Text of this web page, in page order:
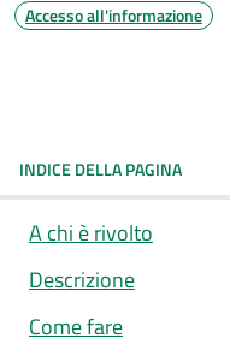
Accesso all'informazione
INDICE DELLA PAGINA
A chi è rivolto
Descrizione
Come fare